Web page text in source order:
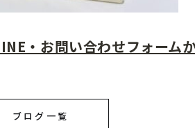
・お問い合わせフォーム
ブログ一覧